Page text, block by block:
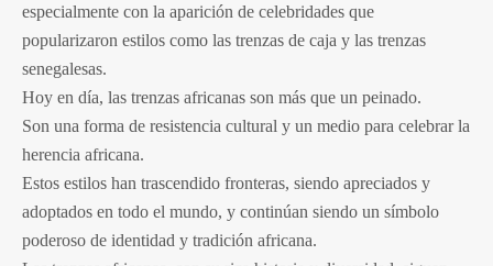
especialmente con la aparición de celebridades que
popularizaron estilos como las trenzas de caja y las trenzas
senegalesas.
Hoy en día, las trenzas africanas son más que un peinado.
Son una forma de resistencia cultural y un medio para celebrar la
herencia africana.
Estos estilos han trascendido fronteras, siendo apreciados y
adoptados en todo el mundo, y continúan siendo un símbolo
poderoso de identidad y tradición africana.